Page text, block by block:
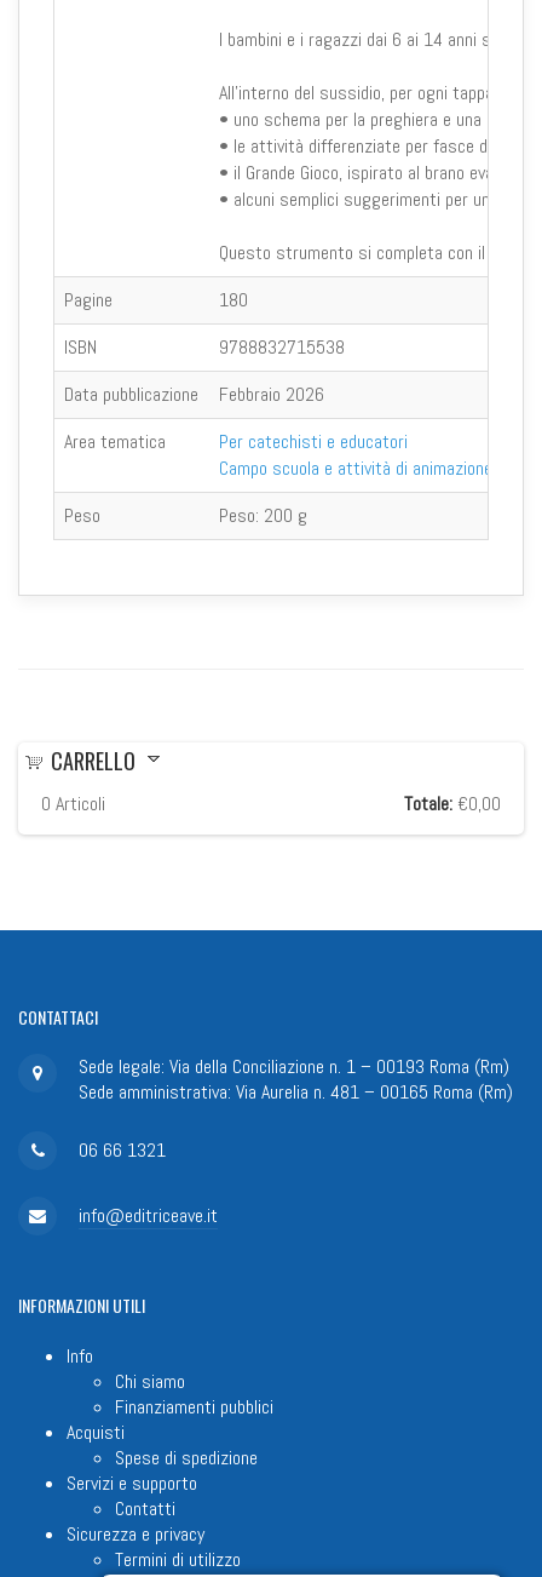
I bambini e i ragazzi dai 6 ai 14 anni sono
All’interno del sussidio, per ogni tappa,
• uno schema per la preghiera e una
• le attività differenziate per fasce d’età;
• il Grande Gioco, ispirato al brano
• alcuni semplici suggerimenti per una
Questo strumento si completa con il
Pagine
180
ISBN
9788832715538
Data pubblicazione
Febbraio 2026
Area tematica
Per catechisti e educatori
Campo scuola e attività di animazione
Peso
Peso: 200 g
CARRELLO
0 Articoli Totale: €0,00
CONTATTACI
Sede legale: Via della Conciliazione n. 1 – 00193 Roma (Rm)
Sede amministrativa: Via Aurelia n. 481 – 00165 Roma (Rm)
06 66 1321
info@editriceave.it
INFORMAZIONIUTILI
Info
Chi siamo
Finanziamenti pubblici
Acquisti
Spese di spedizione
Servizi e supporto
Contatti
Sicurezza e privacy
Termini di utilizzo